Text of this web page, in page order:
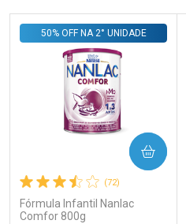
(72)
Fórmula Infantil Nanlac
Comfor 800g
50% OFF NA 2° UNIDADE
COMPRAR